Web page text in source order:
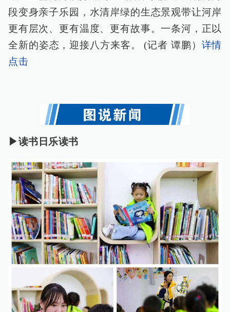
段变身亲子乐园，水清岸绿的生态景观带让河岸
更有层次、更有温度、更有故事。一条河，正以
全新的姿态，迎接八方来客。 (记者 谭鹏） 详情
点击
▶读书日乐读书